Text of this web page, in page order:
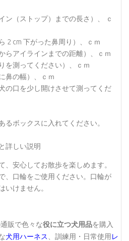
ン（ストップ）までの長さ）、 ｃ
2 cm 下がった鼻周り）、ｃｍ
らアイラインまでの距離）、ｃｍ
を測ってください）、ｃｍ
鼻の幅）、ｃｍ
の口を少し開けさせて測ってくだ
るボックスに入れてください。
詳しい説明
、安心してお散歩を楽しめます。
、口輪をご使用ください。口輪が
いけません。
販で色々な役に立つ犬用品を購入
犬用ハーネス 、訓練用・日常使用レ